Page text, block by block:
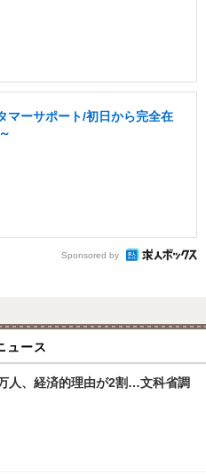
マーサポート/初日から完全在
Sponsored by
ュース
人、経済的理由が2割…文科省調